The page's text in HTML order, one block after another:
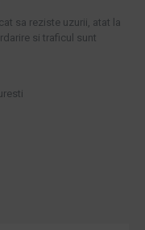
sa reziste uzurii, atat la
si traficul sunt